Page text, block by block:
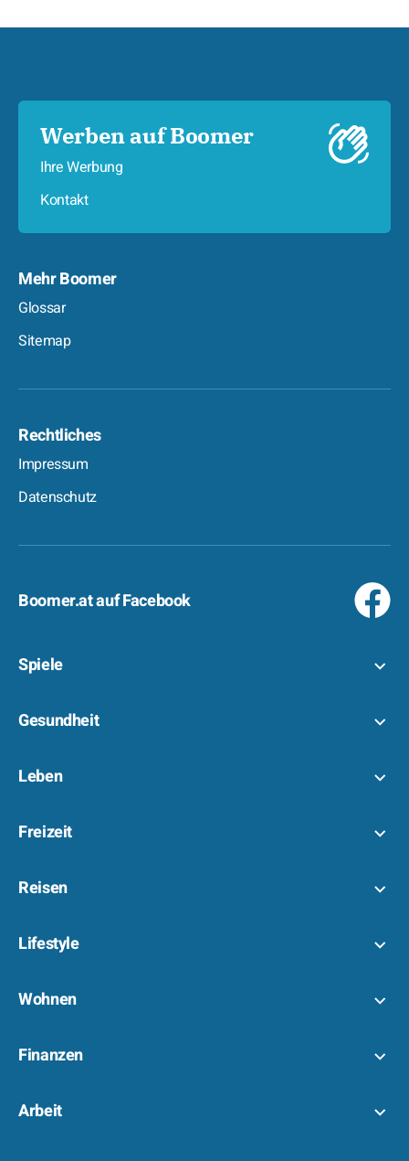
Werben auf Boomer
Ihre Werbung
Kontakt
Mehr Boomer
Glossar
Sitemap
Rechtliches
Impressum
Datenschutz
Boomer.at auf Facebook
Spiele
Gesundheit
Leben
Freizeit
Reisen
Lifestyle
Wohnen
Finanzen
Arbeit